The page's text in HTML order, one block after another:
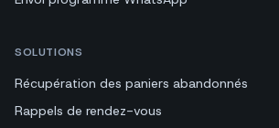
SOLUTIONS
Récupération des paniers abandonnés
Rappels de rendez-vous